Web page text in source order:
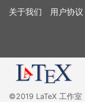
关于我们
用户协议
©2019 LaTeX 工作室